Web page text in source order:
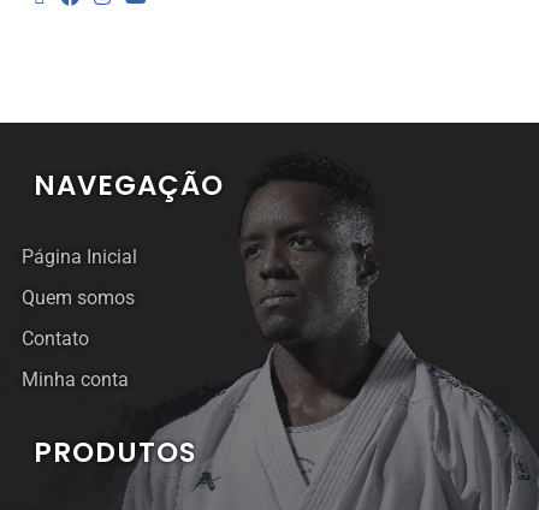
NAVEGAÇÃO
Página Inicial
Quem somos
Contato
Minha conta
PRODUTOS